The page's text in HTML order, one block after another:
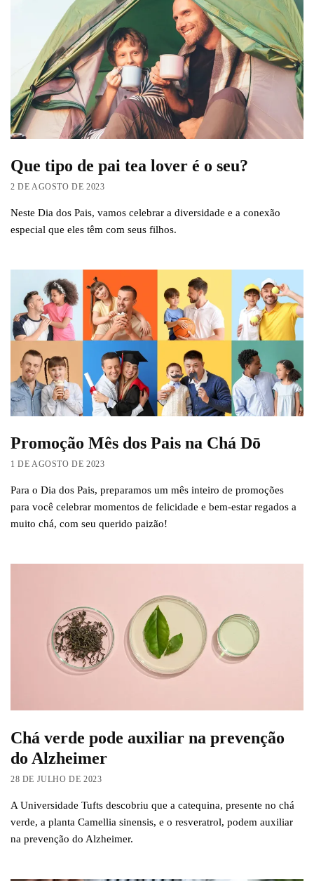
Que tipo de pai tea lover é o seu?
2 DE AGOSTO DE 2023
Neste Dia dos Pais, vamos celebrar a diversidade e a conexão
especial que eles têm com seus filhos.
Promoção Mês dos Pais na Chá Dō
1 DE AGOSTO DE 2023
Para o Dia dos Pais, preparamos um mês inteiro de promoções
para você celebrar momentos de felicidade e bem-estar regados a
muito chá, com seu querido paizão!
Chá verde pode auxiliar na prevenção
do Alzheimer
28 DE JULHO DE 2023
A Universidade Tufts descobriu que a catequina, presente no chá
verde, a planta Camellia sinensis, e o resveratrol, podem auxiliar
na prevenção do Alzheimer.